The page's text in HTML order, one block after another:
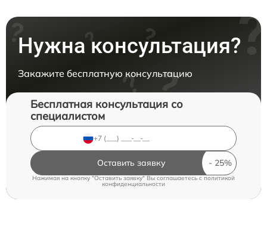
Нужна консультация?
Закажите бесплатную консультацию
Бесплатная консультация со
специалистом
Оставить заявку
Нажимая на кнопку "Оставить заявку" Вы соглашаетесь cполитикой
конфиденциальности